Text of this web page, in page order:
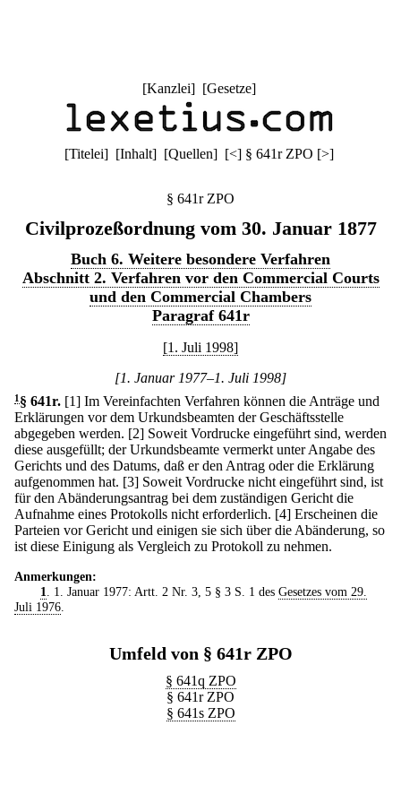
[Kanzlei] [Gesetze]
[Titelei] [Inhalt] [Quellen] [<] § 641r ZPO [>]
§ 641r ZPO
Civilprozeßordnung vom 30. Januar 1877
Buch 6. Weitere besondere Verfahren
Abschnitt 2. Verfahren vor den Commercial Courts
und den Commercial Chambers
Paragraf 641r
[1. Juli 1998]
[1. Januar 1977–1. Juli 1998]
1 § 641r. [1] Im Vereinfachten Verfahren können die Anträge und
Erklärungen vor dem Urkundsbeamten der Geschäftsstelle
abgegeben werden. [2] Soweit Vordrucke eingeführt sind, werden
diese ausgefüllt; der Urkundsbeamte vermerkt unter Angabe des
Gerichts und des Datums, daß er den Antrag oder die Erklärung
aufgenommen hat. [3] Soweit Vordrucke nicht eingeführt sind, ist
für den Abänderungsantrag bei dem zuständigen Gericht die
Aufnahme eines Protokolls nicht erforderlich. [4] Erscheinen die
Parteien vor Gericht und einigen sie sich über die Abänderung, so
ist diese Einigung als Vergleich zu Protokoll zu nehmen.
Anmerkungen:
1
. 1. Januar 1977: Artt. 2 Nr. 3, 5 § 3 S. 1 des Gesetzes vom 29.
Juli 1976
Umfeld von § 641r ZPO
§ 641q ZPO
§ 641r ZPO
§ 641s ZPO